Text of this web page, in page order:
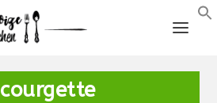
courgette